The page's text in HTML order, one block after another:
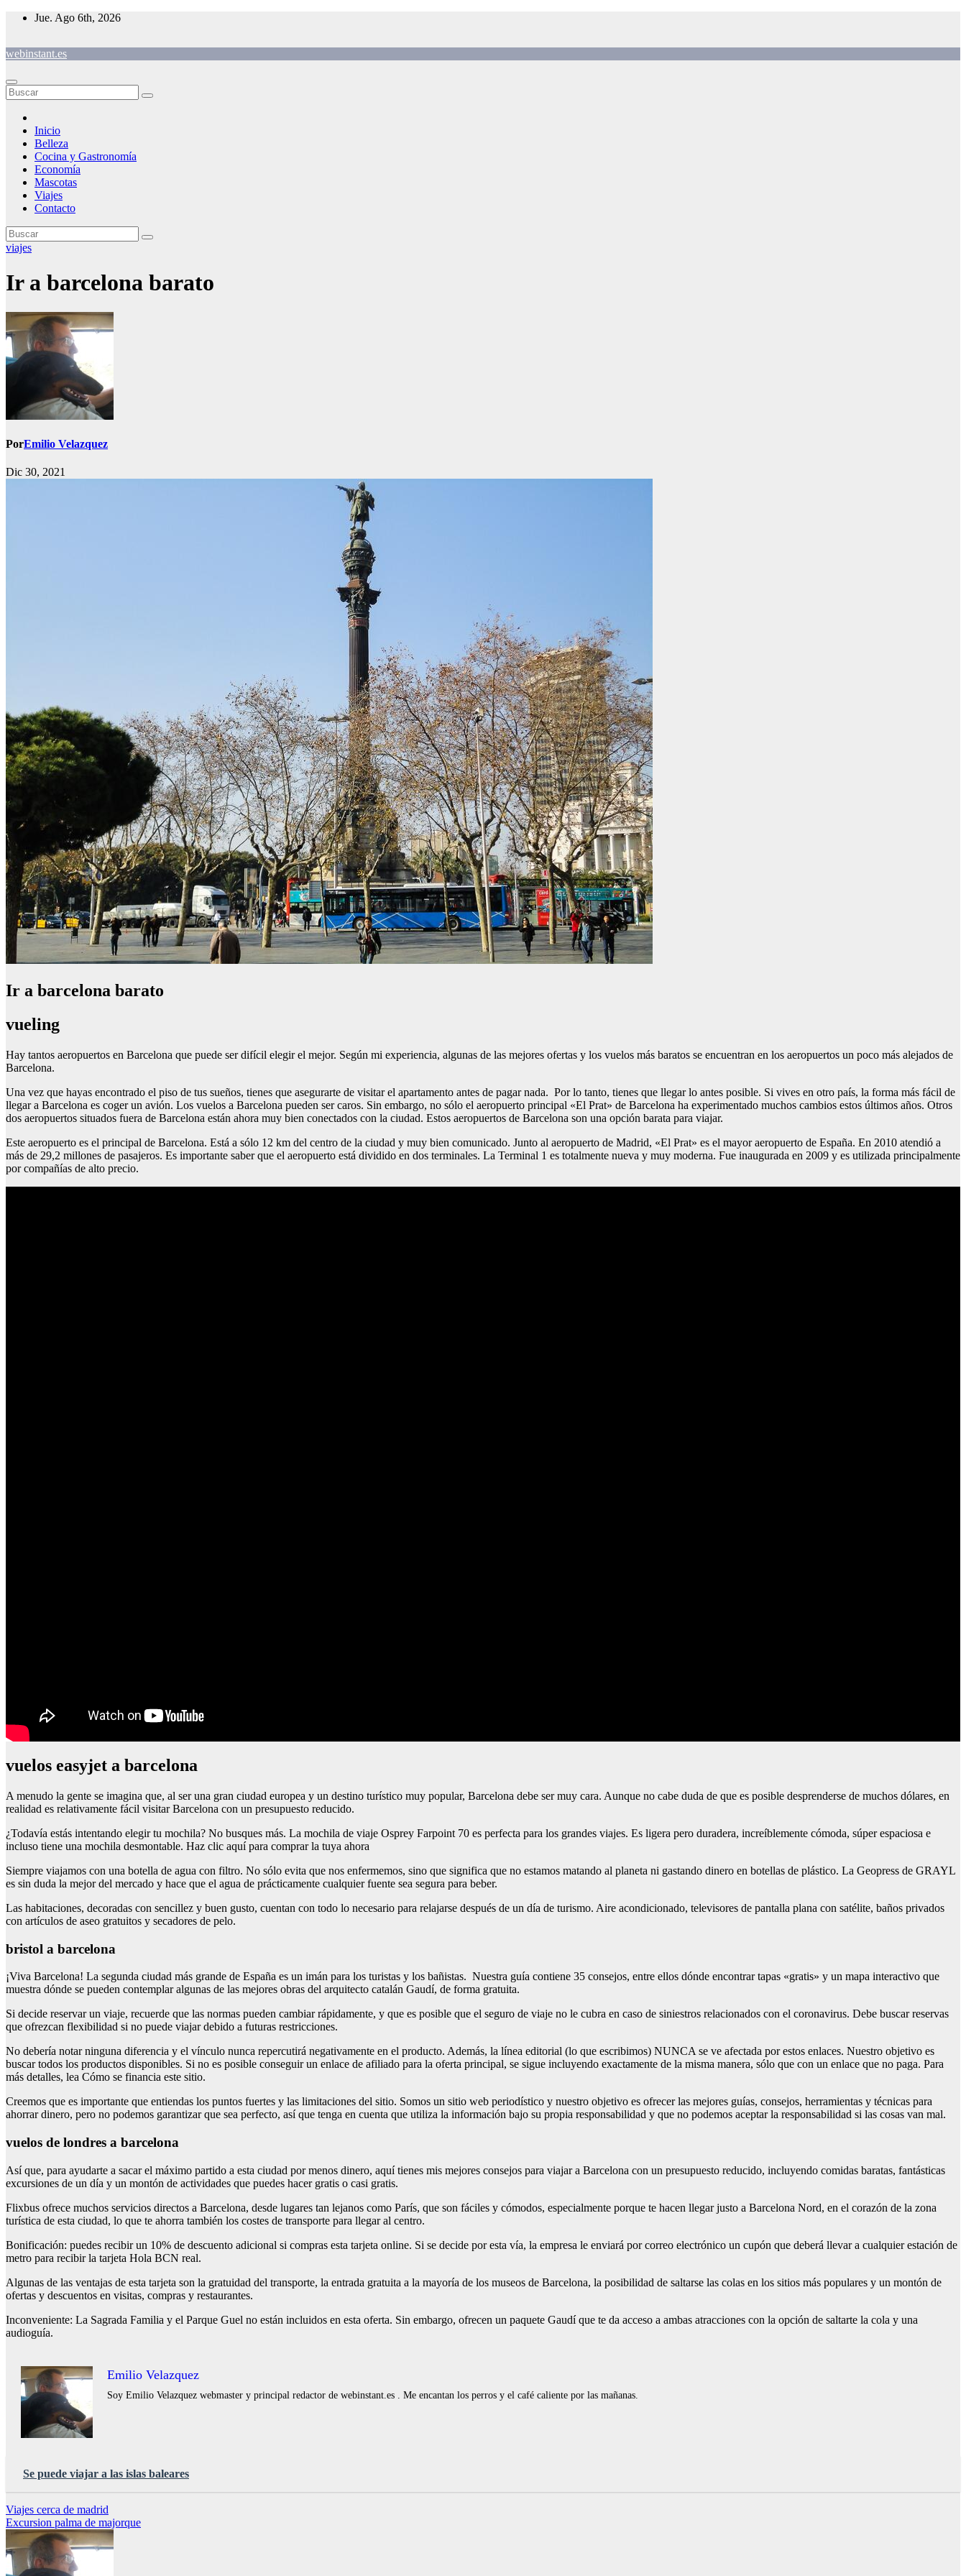
Saltar
Jue. Ago 6th, 2026
webinstant.es
Inicio
Belleza
Cocina y Gastronomía
Economía
Mascotas
Viajes
Contacto
viajes
Ir a barcelona barato
PorEmilio Velazquez
Dic 30, 2021
Ir a barcelona barato
vueling
Hay tantos aeropuertos en Barcelona que puede ser difícil elegir el mejor. Según mi experiencia, algunas de las mejores ofertas y los vuelos más baratos se encuentran en los aeropuertos un poco más alejados de
Barcelona.
Una vez que hayas encontrado el piso de tus sueños, tienes que asegurarte de visitar el apartamento antes de pagar nada. Por lo tanto, tienes que llegar lo antes posible. Si vives en otro país, la forma más fácil de
llegar a Barcelona es coger un avión. Los vuelos a Barcelona pueden ser caros. Sin embargo, no sólo el aeropuerto principal «El Prat» de Barcelona ha experimentado muchos cambios estos últimos años. Otros
dos aeropuertos situados fuera de Barcelona están ahora muy bien conectados con la ciudad. Estos aeropuertos de Barcelona son una opción barata para viajar.
Este aeropuerto es el principal de Barcelona. Está a sólo 12 km del centro de la ciudad y muy bien comunicado. Junto al aeropuerto de Madrid, «El Prat» es el mayor aeropuerto de España. En 2010 atendió a
más de 29,2 millones de pasajeros. Es importante saber que el aeropuerto está dividido en dos terminales. La Terminal 1 es totalmente nueva y muy moderna. Fue inaugurada en 2009 y es utilizada principalmente
por compañías de alto precio.
vuelos easyjet a barcelona
A menudo la gente se imagina que, al ser una gran ciudad europea y un destino turístico muy popular, Barcelona debe ser muy cara. Aunque no cabe duda de que es posible desprenderse de muchos dólares, en
realidad es relativamente fácil visitar Barcelona con un presupuesto reducido.
¿Todavía estás intentando elegir tu mochila? No busques más. La mochila de viaje Osprey Farpoint 70 es perfecta para los grandes viajes. Es ligera pero duradera, increíblemente cómoda, súper espaciosa e
incluso tiene una mochila desmontable. Haz clic aquí para comprar la tuya ahora
Siempre viajamos con una botella de agua con filtro. No sólo evita que nos enfermemos, sino que significa que no estamos matando al planeta ni gastando dinero en botellas de plástico. La Geopress de GRAYL
es sin duda la mejor del mercado y hace que el agua de prácticamente cualquier fuente sea segura para beber.
Las habitaciones, decoradas con sencillez y buen gusto, cuentan con todo lo necesario para relajarse después de un día de turismo. Aire acondicionado, televisores de pantalla plana con satélite, baños privados
con artículos de aseo gratuitos y secadores de pelo.
bristol a barcelona
¡Viva Barcelona! La segunda ciudad más grande de España es un imán para los turistas y los bañistas. Nuestra guía contiene 35 consejos, entre ellos dónde encontrar tapas «gratis» y un mapa interactivo que
muestra dónde se pueden contemplar algunas de las mejores obras del arquitecto catalán Gaudí, de forma gratuita.
Si decide reservar un viaje, recuerde que las normas pueden cambiar rápidamente, y que es posible que el seguro de viaje no le cubra en caso de siniestros relacionados con el coronavirus. Debe buscar reservas
que ofrezcan flexibilidad si no puede viajar debido a futuras restricciones.
No debería notar ninguna diferencia y el vínculo nunca repercutirá negativamente en el producto. Además, la línea editorial (lo que escribimos) NUNCA se ve afectada por estos enlaces. Nuestro objetivo es
buscar todos los productos disponibles. Si no es posible conseguir un enlace de afiliado para la oferta principal, se sigue incluyendo exactamente de la misma manera, sólo que con un enlace que no paga. Para
más detalles, lea Cómo se financia este sitio.
Creemos que es importante que entiendas los puntos fuertes y las limitaciones del sitio. Somos un sitio web periodístico y nuestro objetivo es ofrecer las mejores guías, consejos, herramientas y técnicas para
ahorrar dinero, pero no podemos garantizar que sea perfecto, así que tenga en cuenta que utiliza la información bajo su propia responsabilidad y que no podemos aceptar la responsabilidad si las cosas van mal.
vuelos de londres a barcelona
Así que, para ayudarte a sacar el máximo partido a esta ciudad por menos dinero, aquí tienes mis mejores consejos para viajar a Barcelona con un presupuesto reducido, incluyendo comidas baratas, fantásticas
excursiones de un día y un montón de actividades que puedes hacer gratis o casi gratis.
Flixbus ofrece muchos servicios directos a Barcelona, desde lugares tan lejanos como París, que son fáciles y cómodos, especialmente porque te hacen llegar justo a Barcelona Nord, en el corazón de la zona
turística de esta ciudad, lo que te ahorra también los costes de transporte para llegar al centro.
Bonificación: puedes recibir un 10% de descuento adicional si compras esta tarjeta online. Si se decide por esta vía, la empresa le enviará por correo electrónico un cupón que deberá llevar a cualquier estación de
metro para recibir la tarjeta Hola BCN real.
Algunas de las ventajas de esta tarjeta son la gratuidad del transporte, la entrada gratuita a la mayoría de los museos de Barcelona, la posibilidad de saltarse las colas en los sitios más populares y un montón de
ofertas y descuentos en visitas, compras y restaurantes.
Inconveniente: La Sagrada Familia y el Parque Guel no están incluidos en esta oferta. Sin embargo, ofrecen un paquete Gaudí que te da acceso a ambas atracciones con la opción de saltarte la cola y una
audioguía.
Emilio Velazquez
Soy Emilio Velazquez webmaster y principal redactor de webinstant.es . Me encantan los perros y el café caliente por las mañanas.
Se puede viajar a las islas baleares
Navegación
de
entradas
Viajes cerca de madrid
Excursion palma de majorque